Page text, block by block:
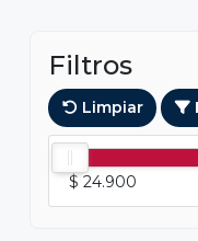
Filtros
Limpiar
$ 24.900